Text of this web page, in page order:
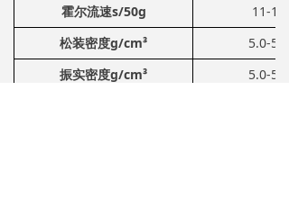
霍尔流速s/50g
11-14
松装密度g/cm³
5.0-5.2
振实密度g/cm³
5.0-5.2